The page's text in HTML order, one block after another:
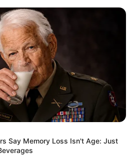
Say Memory Loss Isn't Age: Just